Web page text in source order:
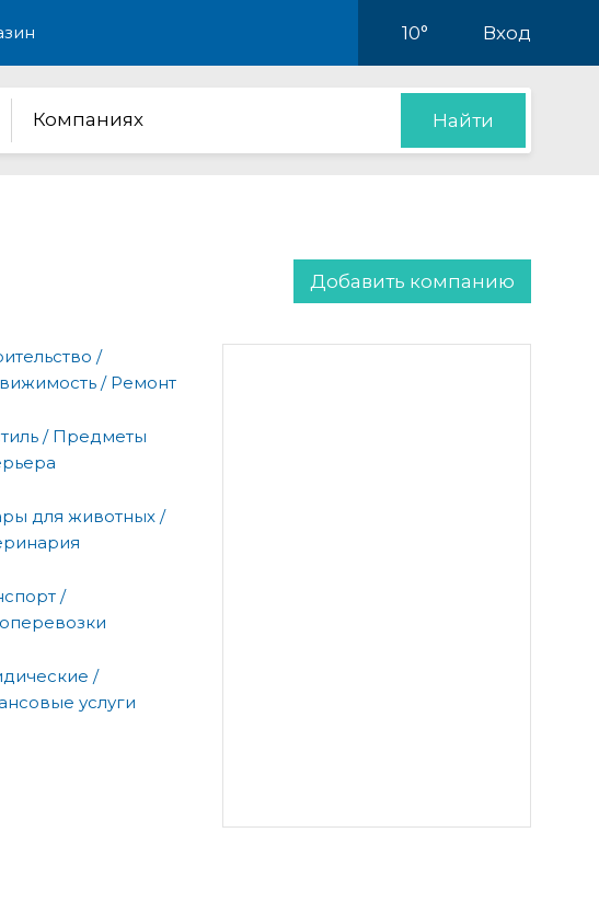
10° Вход
Компаниях Найти
Добавить компанию
/
/ Ремонт
/ Предметы
для животных /
/
/
услуги